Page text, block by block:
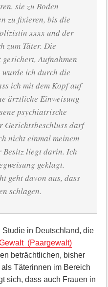
sie zu Boden
zu fixieren, bis die
xxxx und der
zum Täter. Die
Aufnahmen
wurde ich durch die
ich mit dem Kopf auf
ärztliche Einweisung
psychiatrische
Gerichtsbeschluss darf
nicht einmal meinem
Besitz liegt darin. Ich
geklagt.
geht davon aus, dass
schlagen.
in Deutschland, die
(Paargewalt)
beträchtlichen, bisher
Täterinnen im Bereich
sich, dass auch Frauen in